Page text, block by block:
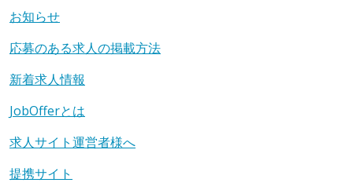
お知らせ
応募のある求人の掲載方法
新着求人情報
JobOfferとは
求人サイト運営者様へ
提携サイト